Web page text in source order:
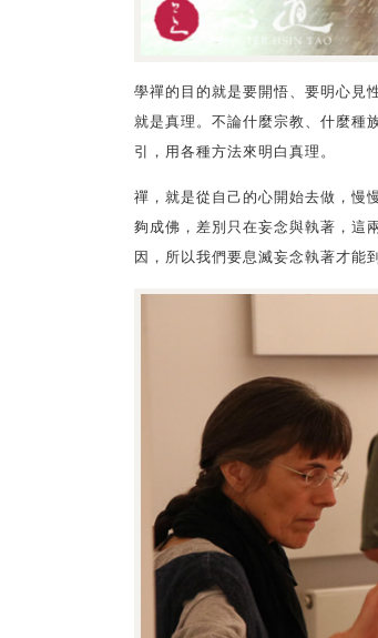
學禪的目的就是要開悟、要明心見
就是真理。不論什麼宗教、什麼種
引，用各種方法來明白真理。
禪，就是從自己的心開始去做，慢
夠成佛，差別只在妄念與執著，這
因，所以我們要息滅妄念執著才能